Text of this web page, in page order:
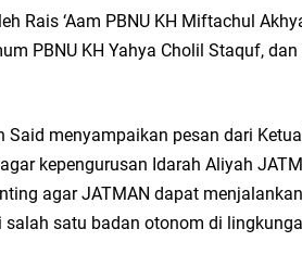
Rais ‘Aam PBNU KH Miftachul
PBNU KH Yahya Cholil Staquf,
menyampaikan pesan dari
kepengurusan Idarah Aliyah
agar JATMAN dapat
satu badan otonom di